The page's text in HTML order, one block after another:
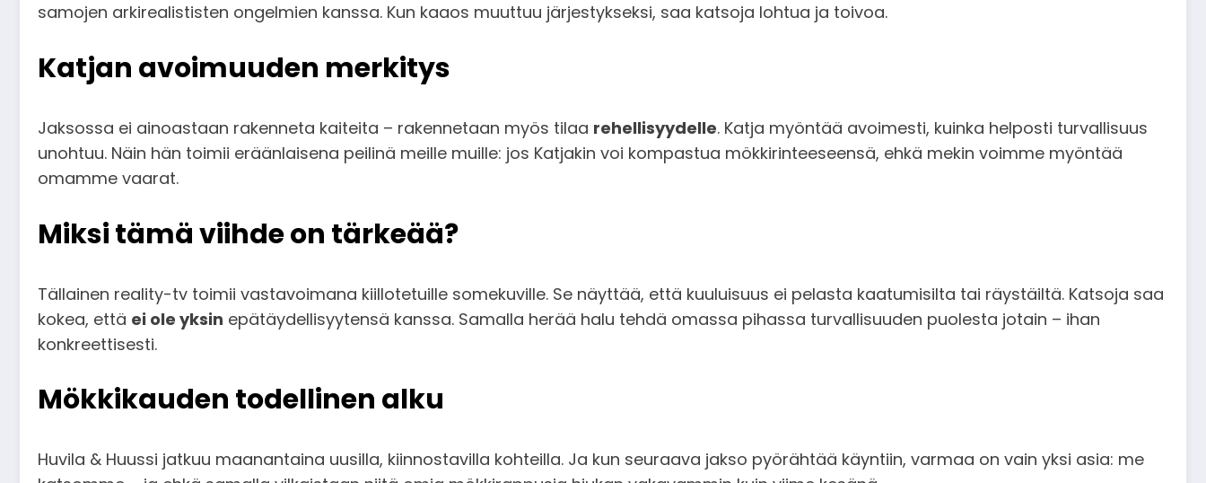
samojen arkirealististen ongelmien kanssa. Kun kaaos muuttuu järjestykseksi, saa katsoja lohtua ja toivoa.
Katjan avoimuuden merkitys
Jaksossa ei ainoastaan rakenneta kaiteita – rakennetaan myös tilaa rehellisyydelle. Katja myöntää avoimesti, kuinka helposti turvallisuus
unohtuu. Näin hän toimii eräänlaisena peilinä meille muille: jos Katjakin voi kompastua mökkirinteeseensä, ehkä mekin voimme myöntää
omamme vaarat.
Miksi tämä viihde on tärkeää?
Tällainen reality-tv toimii vastavoimana kiillotetuille somekuville. Se näyttää, että kuuluisuus ei pelasta kaatumisilta tai räystäiltä. Katsoja saa
kokea, että ei ole yksin epätäydellisyytensä kanssa. Samalla herää halu tehdä omassa pihassa turvallisuuden puolesta jotain – ihan
konkreettisesti.
Mökkikauden todellinen alku
Huvila & Huussi jatkuu maanantaina uusilla, kiinnostavilla kohteilla. Ja kun seuraava jakso pyörähtää käyntiin, varmaa on vain yksi asia: me